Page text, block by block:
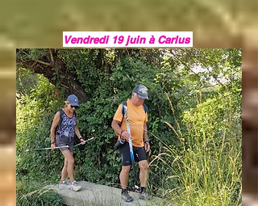
Vendredi 19 juin à Carlus